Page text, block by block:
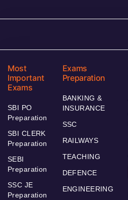
Most
Important
Exams
SBI PO
Preparation
SBI CLERK
Preparation
SEBI
Preparation
SSC JE
Preparation
Exams
Preparation
BANKING &
INSURANCE
SSC
RAILWAYS
TEACHING
DEFENCE
ENGINEERING